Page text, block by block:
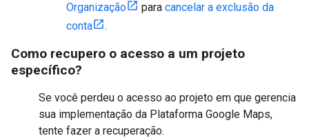
Organização
para cancelar a exclusão da
conta
.
Como recupero o acesso a um projeto
específico?
Se você perdeu o acesso ao projeto em que gerencia
sua implementação da Plataforma Google Maps,
tente fazer a recuperação.